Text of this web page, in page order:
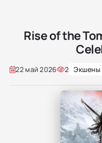
Rise of the
22 май 2026 2 Экшены